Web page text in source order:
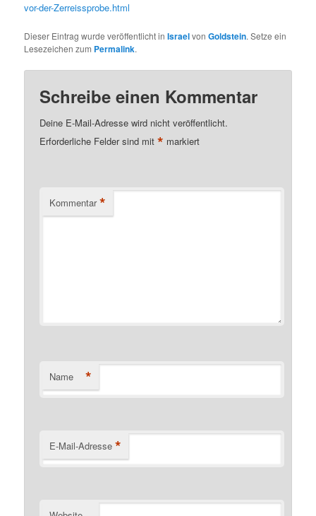
vor-der-Zerreissprobe.html
Dieser Eintrag wurde veröffentlicht inIsraelvonGoldstein. Setze ein
Lesezeichen zum Permalink.
Schreibe einen Kommentar
Deine E-Mail-Adresse wird nicht veröffentlicht.
Erforderliche Felder sind mit* markiert
Kommentar *
Name *
E-Mail-Adresse *